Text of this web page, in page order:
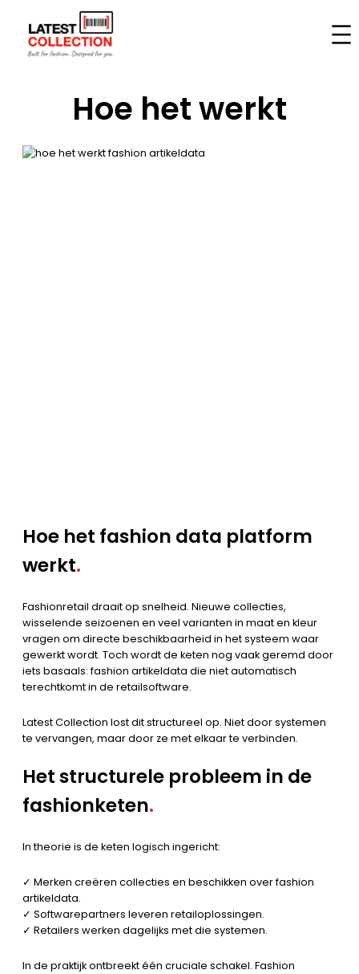
inhoud
Hoe het werkt
Hoe het fashion data platform
werkt.
Fashionretail draait op snelheid. Nieuwe collecties,
wisselende seizoenen en veel varianten in maat en kleur
vragen om directe beschikbaarheid in het systeem waar
gewerkt wordt. Toch wordt de keten nog vaak geremd door
iets basaals: fashion artikeldata die niet automatisch
terechtkomt in de retailsoftware.
Latest Collection lost dit structureel op. Niet door systemen
te vervangen, maar door ze met elkaar te verbinden.
Het structurele probleem in de
fashionketen.
In theorie is de keten logisch ingericht:
✓ Merken creëren collecties en beschikken over fashion
artikeldata.
✓ Softwarepartners leveren retailoplossingen.
✓ Retailers werken dagelijks met die systemen.
In de praktijk ontbreekt één cruciale schakel. Fashion